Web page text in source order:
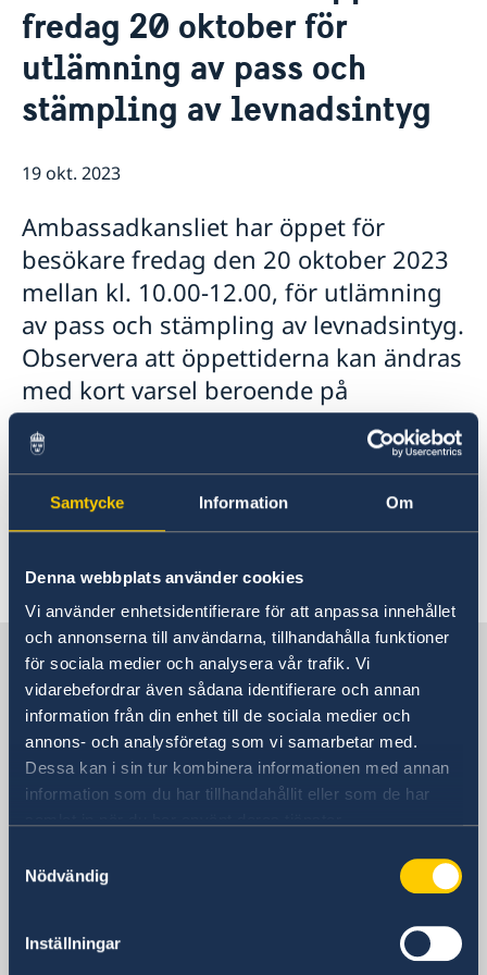
Samtycke Information Om
Denna webbplats använder cookies
Vi använder enhetsidentifierare för att anpassa innehållet
och annonserna till användarna, tillhandahålla funktioner
för sociala medier och analysera vår trafik. Vi
vidarebefordrar även sådana identifierare och annan
information från din enhet till de sociala medier och
annons- och analysföretag som vi samarbetar med.
Dessa kan i sin tur kombinera informationen med annan
information som du har tillhandahållit eller som de har
Nödvändig
Inställningar
Lediga tjänster
GDPR
Så stöttar vi svenska företag
Vi är en resurs för svenska företag
Team Sweden
Så kan du få stöd
Svenska företag i Israel
Nyheter
fredag 20 oktober för
utlämning av pass och
stämpling av levnadsintyg
19 okt. 2023
Ambassadkansliet har öppet för
besökare fredag den 20 oktober 2023
mellan kl. 10.00-12.00, för utlämning
av pass och stämpling av levnadsintyg.
Observera att öppettiderna kan ändras
med kort varsel beroende på
säkerhetsläget. Vi rekomenderar att du
regelbundet uppdaterar dig om de
besöka denna sida.
Sverige i Israel, Tel Aviv
Sveriges ambassad
Besöksadress
Adgar 360, 24 tr.
Hashlosha Street 2
Postadress
P.O.B. 9393